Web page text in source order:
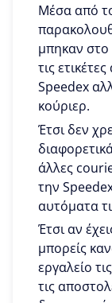
Μέσα από
μπηκαν στο
τις
Speedex
κούριερ.
Έτσι δεν
άλλες
την
αυτόματα
Έτσι αν
μπορείς
εργαλείο
τις